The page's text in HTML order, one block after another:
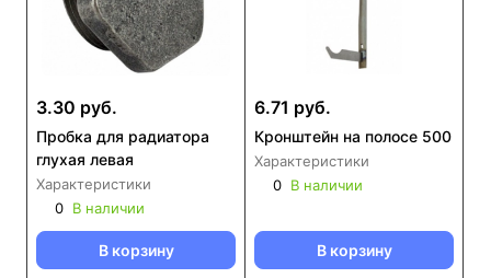
3.30 руб.
Пробка для радиатора
глухая левая
Характеристики
0 В наличии
В корзину
6.71 руб.
Кронштейн на полосе 500
Характеристики
0 В наличии
В корзину